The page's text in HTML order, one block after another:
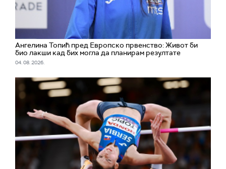
Ангелина Топић пред Европско првенство: Живот би
био лакши кад бих могла да планирам резултате
04. 08. 2026.